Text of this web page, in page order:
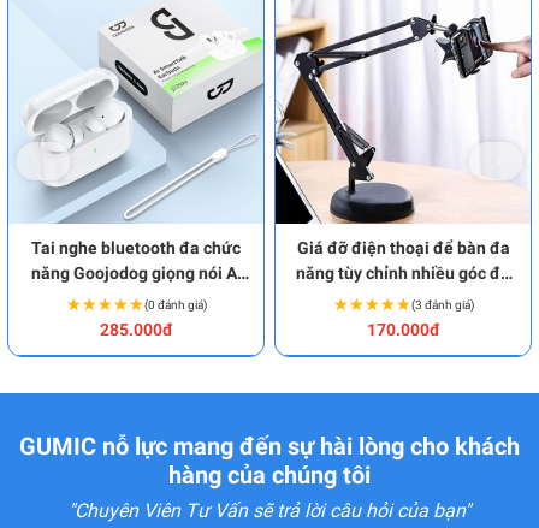
Tai nghe bluetooth đa chức
năng Goojodog giọng nói AI
BA1934
★★★★★
★★★★★(0 đánh giá)
285.000đ
Giá đỡ điện thoại để bàn đa
năng tùy chỉnh nhiều góc độ
BA1979
★★★★★
★★★★★(3 đánh giá)
170.000đ
GUMIC nỗ lực mang đến sự hài lòng cho khách
hàng của chúng tôi
"Chuyên Viên Tư Vấn sẽ trả lời câu hỏi của bạn"